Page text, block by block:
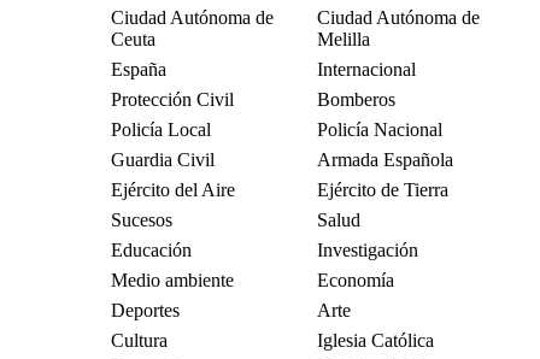
Ciudad Autónoma de
Ceuta
Ciudad Autónoma de
Melilla
España
Internacional
Protección Civil
Bomberos
Policía Local
Policía Nacional
Guardia Civil
Armada Española
Ejército del Aire
Ejército de Tierra
Sucesos
Salud
Educación
Investigación
Medio ambiente
Economía
Deportes
Arte
Cultura
Iglesia Católica